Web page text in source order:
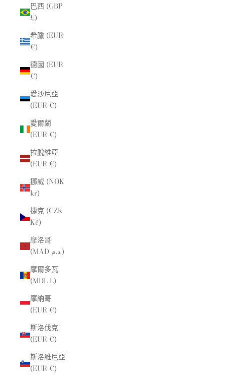
巴西 (GBP
£)
希臘 (EUR
€)
德國 (EUR
€)
愛沙尼亞
(EUR €)
愛爾蘭
(EUR €)
拉脫維亞
(EUR €)
挪威 (NOK
kr)
捷克 (CZK
Kč)
摩洛哥
(MAD د.م.)
摩爾多瓦
(MDL L)
摩納哥
(EUR €)
斯洛伐克
(EUR €)
斯洛維尼亞
(EUR €)